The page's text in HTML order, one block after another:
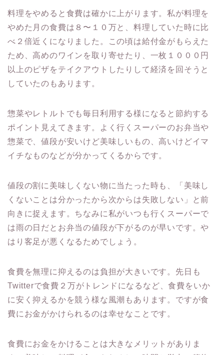
料理をやめると食費は確かに上がります。私が料理を
やめた月の食費は８〜１０万と、料理していた時に比
べ２倍近くになりました。この頃は給付金がもらえた
ため、高めのワインを取り寄せたり、一枚１０００円
以上のピザをテイクアウトしたりして経済を回そうと
していたのもあります。
惣菜やレトルトでも毎日利用する様になると節約する
ポイント見えてきます。よく行くスーパーのお弁当や
惣菜で、値段が安いけど美味しいもの、高いけどイマ
イチなものなどが分かってくるからです。
値段の割に美味しくない物に当たった時も、「美味し
くないことは分かったから次からは失敗しない」と前
向きに捉えます。ちなみに私がいつも行くスーパーで
は雨の日だとお弁当の値段が下がるのが早いです。や
はり客足が悪くなるためでしょう。
食費を無理に抑えるのは負担が大きいです。先日も
Twitterで食費２万がトレンドになるなど、食費をいか
に安く抑えるかを競う様な風潮もあります。ですが食
費にお金がかけられるのは幸せなことです。
食費にお金をかけることは大きなメリットがありま